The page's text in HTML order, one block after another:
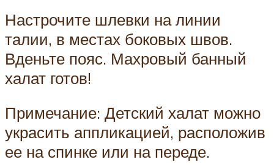
Настрочите шлевки на линии
талии, в местах боковых швов.
Вденьте пояс. Махровый банный
халат готов!
Примечание: Детский халат можно
украсить аппликацией, расположив
ее на спинке или на переде.